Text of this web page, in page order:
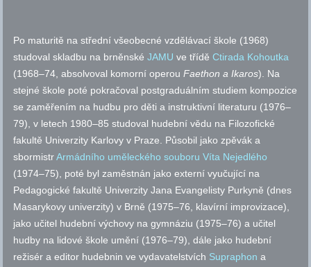
Po maturitě na střední všeobecné vzdělávací škole (1968)
studoval skladbu na brněnskéJAMU ve tříděCtirada Kohoutka
(1968–74, absolvoval komorní operouFaethon a Ikaros). Na
stejné škole poté pokračoval postgraduálním studiem kompozice
se zaměřením na hudbu pro děti a instruktivní literaturu (1976–
79), v letech 1980–85 studoval hudební vědu na Filozofické
fakultě Univerzity Karlovy v Praze. Působil jako zpěvák a
sbormistrArmádního uměleckého souboru Víta Nejedlého
(1974–75), poté byl zaměstnán jako externí vyučující na
Pedagogické fakultě Univerzity Jana Evangelisty Purkyně (dnes
Masarykovy univerzity) v Brně (1975–76, klavírní improvizace),
jako učitel hudební výchovy na gymnáziu (1975–76) a učitel
hudby na lidové škole umění (1976–79), dále jako hudební
režisér a editor hudebnin ve vydavatelstvích Supraphon a